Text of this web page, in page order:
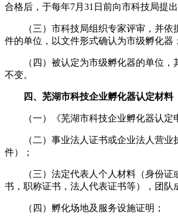
合格后，于每年7月31日前向市科技局提
（三）市科技局组织专家评审，并
件的单位，以文件形式确认为市级孵化器；
（四）被认定为市级孵化器的单位
不变。
四、芜湖市科技企业孵化器认定材料
（一）《芜湖市科技企业孵化器认定
（二）事业法人证书或企业法人营业
件）；
（三）法定代表人个人材料（身份
书，职称证书，法人代表证书等），团队
（四）孵化场地及服务设施证明；